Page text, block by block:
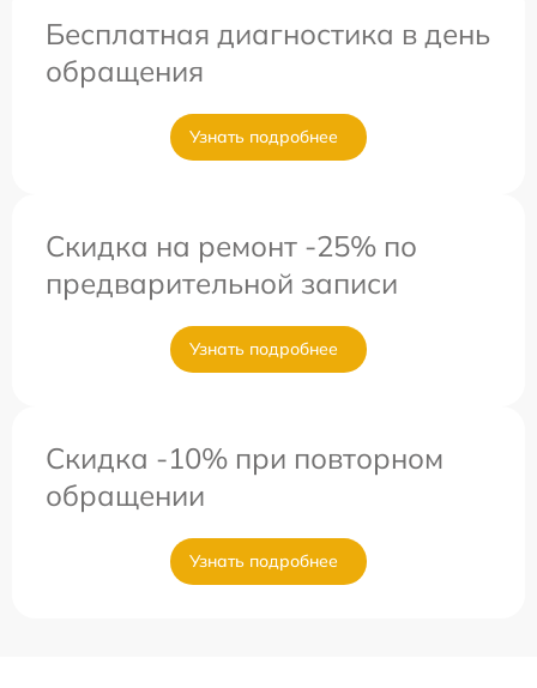
Бесплатная диагностика в день
обращения
Узнать подробнее
Скидка на ремонт -25% по
предварительной записи
Узнать подробнее
Скидка -10% при повторном
обращении
Узнать подробнее